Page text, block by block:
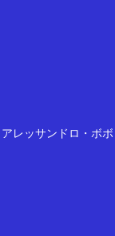
アレッサンドロ・ボボ